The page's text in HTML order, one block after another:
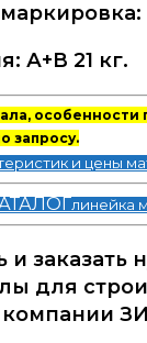
А+В 21 кг.
особенности
запросу.
и цены
линейка
и заказать
для
компании